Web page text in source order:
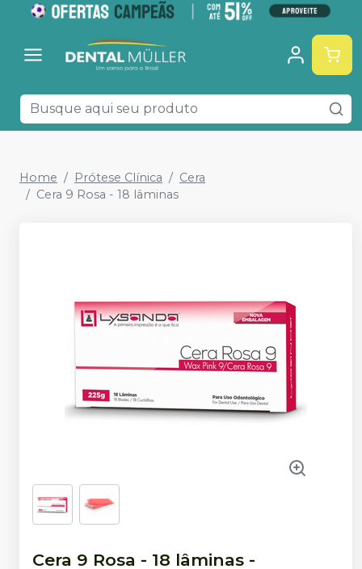
Home Prótese Clínica
Cera
Cera 9 Rosa - 18 lâminas
Cera 9 Rosa - 18 lâminas -